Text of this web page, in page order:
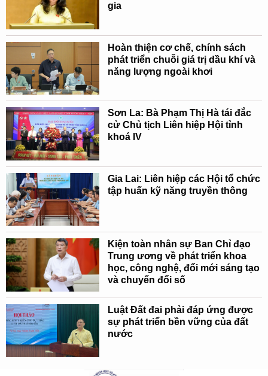
gia
Hoàn thiện cơ chế, chính sách
phát triển chuỗi giá trị dầu khí và
năng lượng ngoài khơi
Sơn La: Bà Phạm Thị Hà tái đắc
cử Chủ tịch Liên hiệp Hội tỉnh
khoá IV
Gia Lai: Liên hiệp các Hội tổ chức
tập huấn kỹ năng truyền thông
Kiện toàn nhân sự Ban Chỉ đạo
Trung ương về phát triển khoa
học, công nghệ, đổi mới sáng tạo
và chuyển đổi số
Luật Đất đai phải đáp ứng được
sự phát triển bền vững của đất
nước